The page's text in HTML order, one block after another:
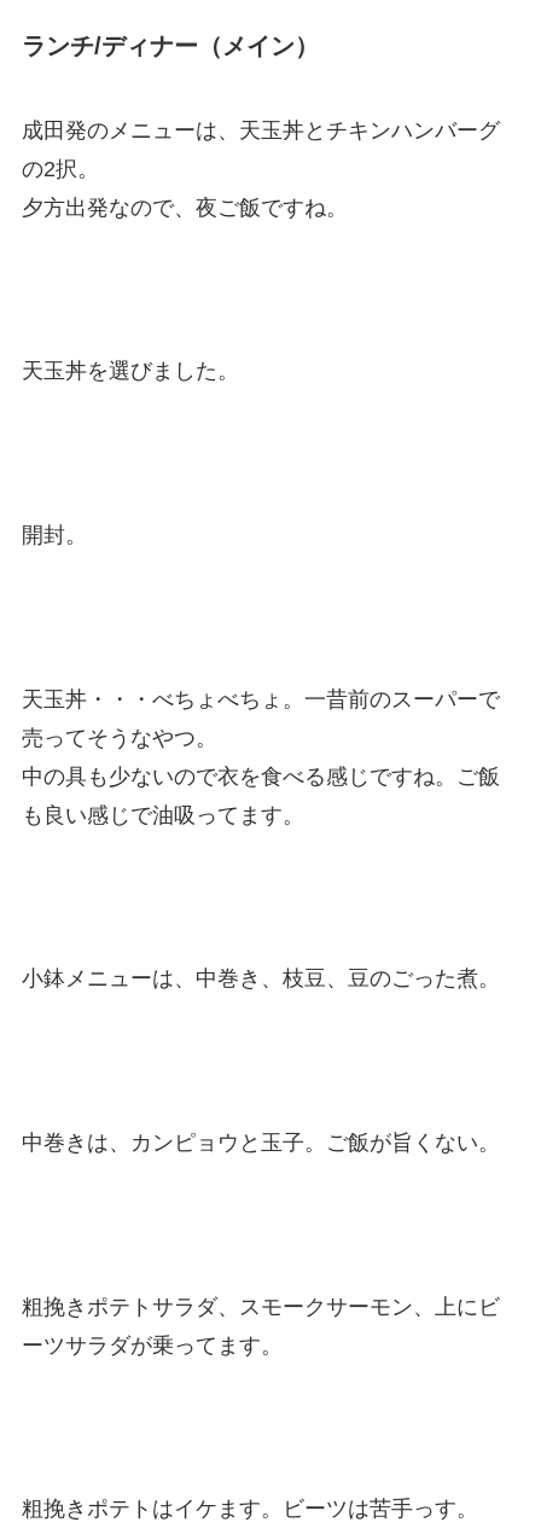
ランチ/ディナー（メイン）
成田発のメニューは、天玉丼とチキンハンバーグ
の2択。
夕方出発なので、夜ご飯ですね。
天玉丼を選びました。
開封。
天玉丼・・・べちょべちょ。一昔前のスーパーで
売ってそうなやつ。
中の具も少ないので衣を食べる感じですね。ご飯
も良い感じで油吸ってます。
小鉢メニューは、中巻き、枝豆、豆のごった煮。
中巻きは、カンピョウと玉子。ご飯が旨くない。
粗挽きポテトサラダ、スモークサーモン、上にビ
ーツサラダが乗ってます。
粗挽きポテトはイケます。ビーツは苦手っす。